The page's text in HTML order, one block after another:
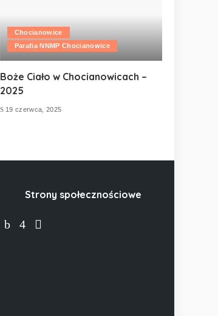
Chocianowice
Parafia NNMP Chocianowice
Boże Ciało w Chocianowicach –
2025
19 czerwca, 2025
Strony społecznościowe